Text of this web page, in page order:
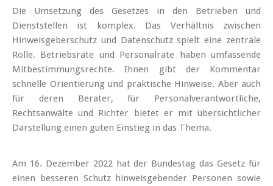
Die Umsetzung des Gesetzes in den Betrieben und
Dienststellen ist komplex. Das Verhältnis zwischen
Hinweisgeberschutz und Datenschutz spielt eine zentrale
Rolle. Betriebsräte und Personalräte haben umfassende
Mitbestimmungsrechte. Ihnen gibt der Kommentar
schnelle Orientierung und praktische Hinweise. Aber auch
für deren Berater, für Personalverantwortliche,
Rechtsanwälte und Richter bietet er mit übersichtlicher
Darstellung einen guten Einstieg in das Thema.
Am 16. Dezember 2022 hat der Bundestag das Gesetz für
einen besseren Schutz hinweisgebender Personen sowie